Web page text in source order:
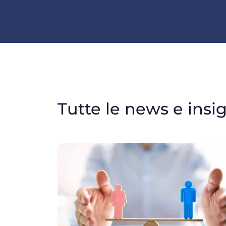
Tutte le news e